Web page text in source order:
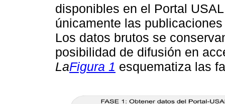
disponibles en el Portal
únicamente las
Los datos brutos se
posibilidad de difusión en
LaFigura 1 esquematiza las